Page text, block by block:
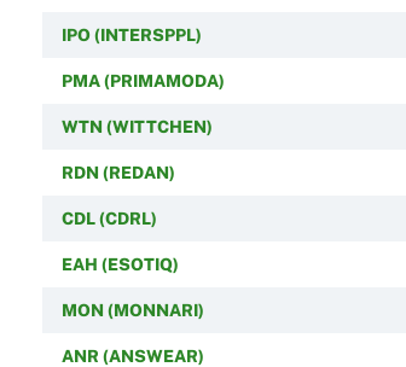
IPO (INTERSPPL)
PMA (PRIMAMODA)
WTN (WITTCHEN)
RDN (REDAN)
CDL (CDRL)
EAH (ESOTIQ)
MON (MONNARI)
ANR (ANSWEAR)